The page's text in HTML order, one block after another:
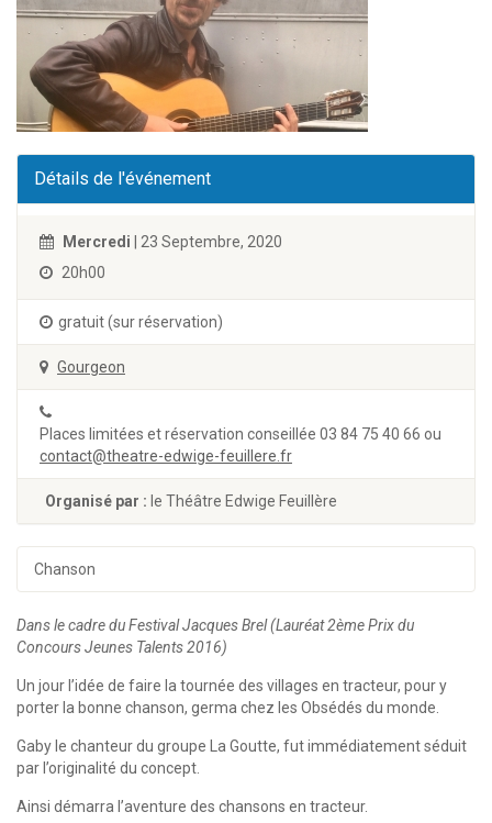
Détails de l'événement
Mercredi | 23 Septembre, 2020
20h00
gratuit (sur réservation)
Gourgeon
Places limitées et réservation conseillée 03 84 75 40 66 ou
contact@theatre-edwige-feuillere.fr
Organisé par : le Théâtre Edwige Feuillère
Chanson
Dans le cadre du Festival Jacques Brel (Lauréat 2ème Prix du
Concours Jeunes Talents 2016)
Un jour l’idée de faire la tournée des villages en tracteur, pour y
porter la bonne chanson, germa chez les Obsédés du monde.
Gaby le chanteur du groupe La Goutte, fut immédiatement séduit
par l’originalité du concept.
Ainsi démarra l’aventure des chansons en tracteur.